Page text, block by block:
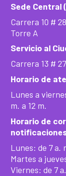
Sede Central
Carrera 10 #
Torre A
Servicio al
Carrera 13 #
Horario de
Lunes a
m. a 12 m.
Horario de
Lunes: de 7 a.
Martes a
Viernes: de 7